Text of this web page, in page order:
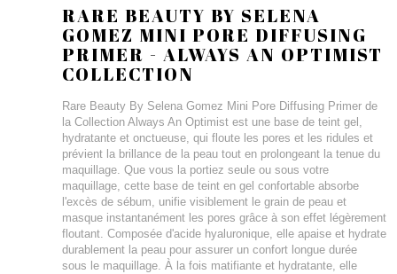
RARE BEAUTY BY SELENA
GOMEZ MINI PORE DIFFUSING
PRIMER - ALWAYS AN OPTIMIST
COLLECTION
Rare Beauty By Selena Gomez Mini Pore Diffusing Primer de
la Collection Always An Optimist est une base de teint gel,
hydratante et onctueuse, qui floute les pores et les ridules et
prévient la brillance de la peau tout en prolongeant la tenue du
maquillage. Que vous la portiez seule ou sous votre
maquillage, cette base de teint en gel confortable absorbe
l'excès de sébum, unifie visiblement le grain de peau et
masque instantanément les pores grâce à son effet légèrement
floutant. Composée d'acide hyaluronique, elle apaise et hydrate
durablement la peau pour assurer un confort longue durée
sous le maquillage. À la fois matifiante et hydratante, elle